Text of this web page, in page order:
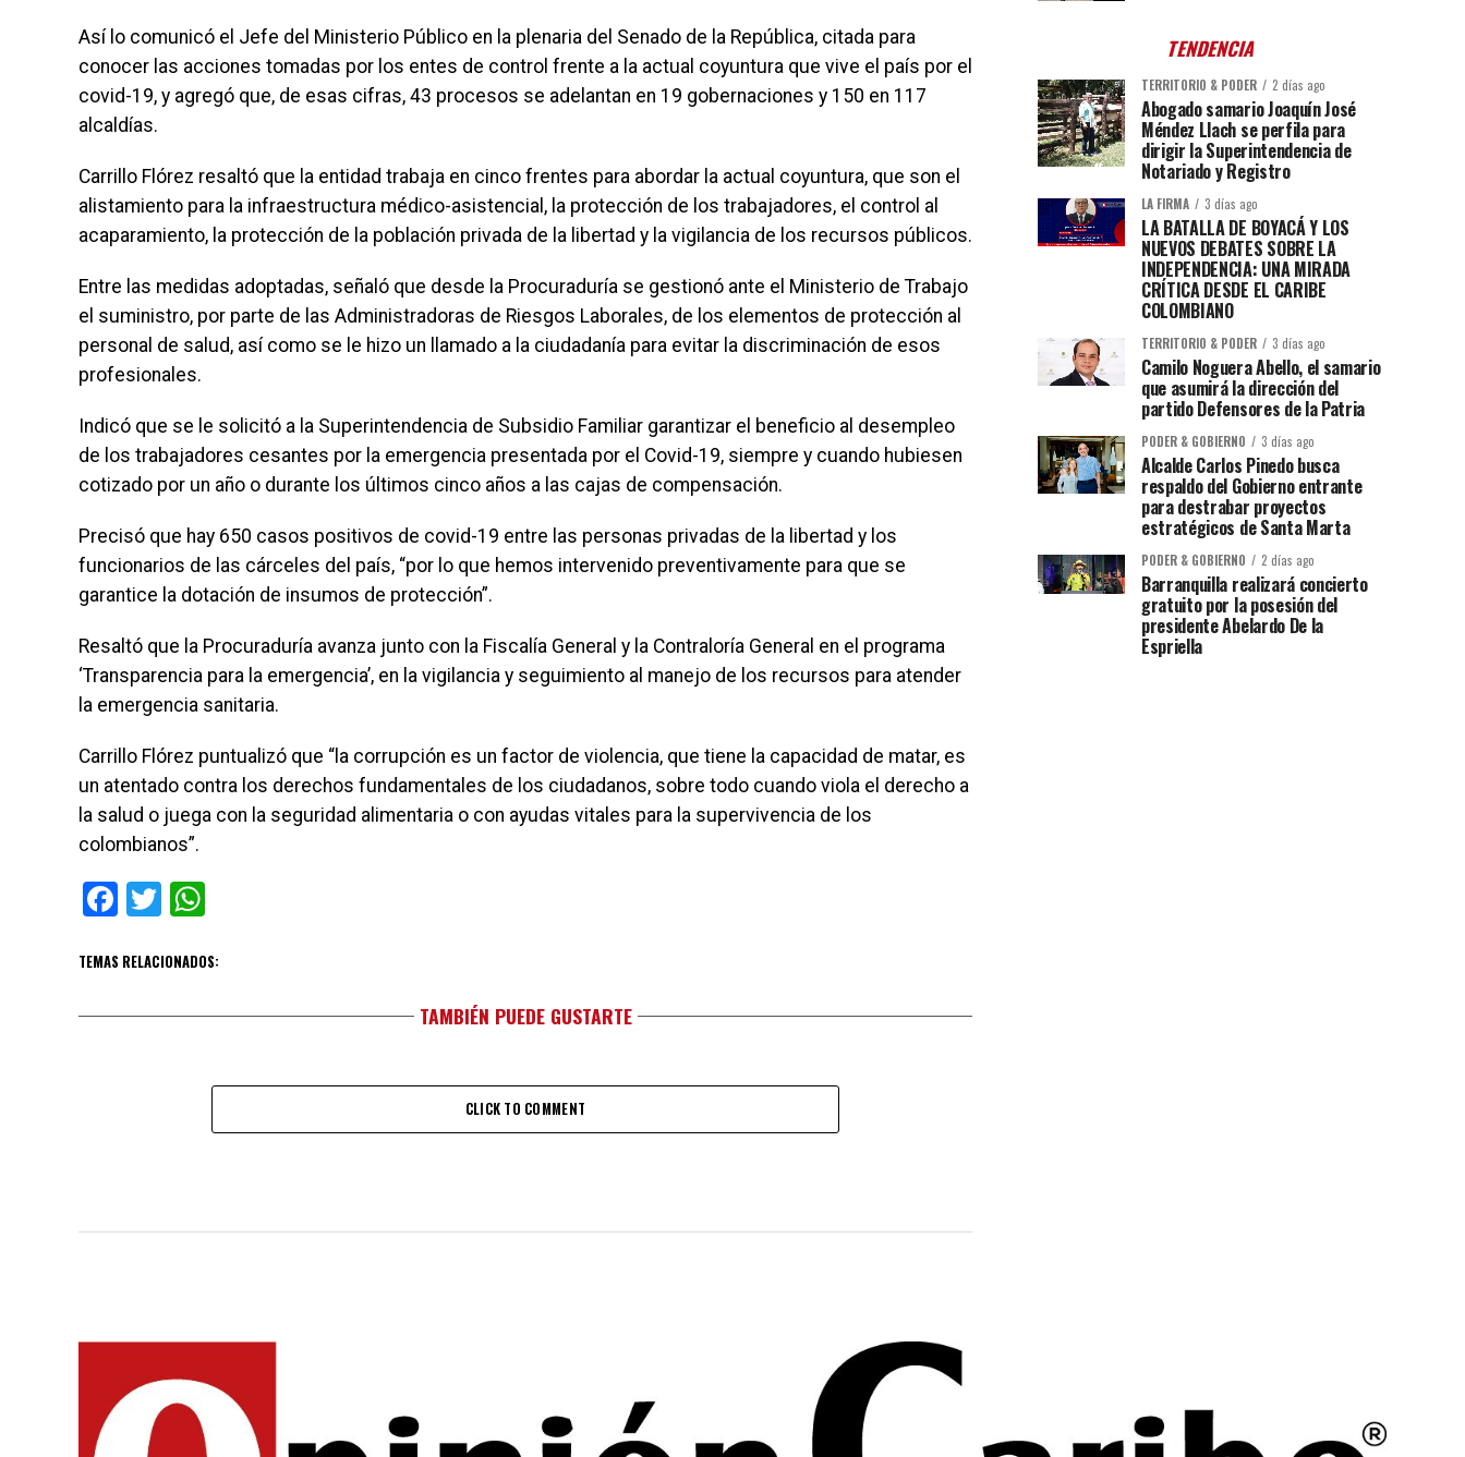
Así lo comunicó el Jefe del Ministerio Público en la plenaria del Senado de la República, citada para
conocer las acciones tomadas por los entes de control frente a la actual coyuntura que vive el país por el
covid-19, y agregó que, de esas cifras, 43 procesos se adelantan en 19 gobernaciones y 150 en 117
alcaldías.
Carrillo Flórez resaltó que la entidad trabaja en cinco frentes para abordar la actual coyuntura, que son el
alistamiento para la infraestructura médico-asistencial, la protección de los trabajadores, el control al
acaparamiento, la protección de la población privada de la libertad y la vigilancia de los recursos públicos.
Entre las medidas adoptadas, señaló que desde la Procuraduría se gestionó ante el Ministerio de Trabajo
el suministro, por parte de las Administradoras de Riesgos Laborales, de los elementos de protección al
personal de salud, así como se le hizo un llamado a la ciudadanía para evitar la discriminación de esos
profesionales.
Indicó que se le solicitó a la Superintendencia de Subsidio Familiar garantizar el beneficio al desempleo
de los trabajadores cesantes por la emergencia presentada por el Covid-19, siempre y cuando hubiesen
cotizado por un año o durante los últimos cinco años a las cajas de compensación.
Precisó que hay 650 casos positivos de covid-19 entre las personas privadas de la libertad y los
funcionarios de las cárceles del país, “por lo que hemos intervenido preventivamente para que se
garantice la dotación de insumos de protección”.
Resaltó que la Procuraduría avanza junto con la Fiscalía General y la Contraloría General en el programa
‘Transparencia para la emergencia’, en la vigilancia y seguimiento al manejo de los recursos para atender
la emergencia sanitaria.
Carrillo Flórez puntualizó que “la corrupción es un factor de violencia, que tiene la capacidad de matar, es
un atentado contra los derechos fundamentales de los ciudadanos, sobre todo cuando viola el derecho a
la salud o juega con la seguridad alimentaria o con ayudas vitales para la supervivencia de los
colombianos”.
Facebook
Twitter
TEMAS RELACIONADOS:
TAMBIÉN PUEDE GUSTARTE
CLICK TO COMMENT
TENDENCIA
TERRITORIO & PODER 2 días ago
Abogado samario Joaquín José
Méndez Llach se perfila para
dirigir la Superintendencia de
Notariado y Registro
LA FIRMA 3 días ago
LA BATALLA DE BOYACÁ Y LOS
NUEVOS DEBATES SOBRE LA
INDEPENDENCIA: UNA MIRADA
CRÍTICA DESDE EL CARIBE
COLOMBIANO
TERRITORIO & PODER 3 días ago
Camilo Noguera Abello, el samario
que asumirá la dirección del
partido Defensores de la Patria
PODER & GOBIERNO 3 días ago
Alcalde Carlos Pinedo busca
respaldo del Gobierno entrante
para destrabar proyectos
estratégicos de Santa Marta
PODER & GOBIERNO 2 días ago
Barranquilla realizará concierto
gratuito por la posesión del
presidente Abelardo De la
Espriella